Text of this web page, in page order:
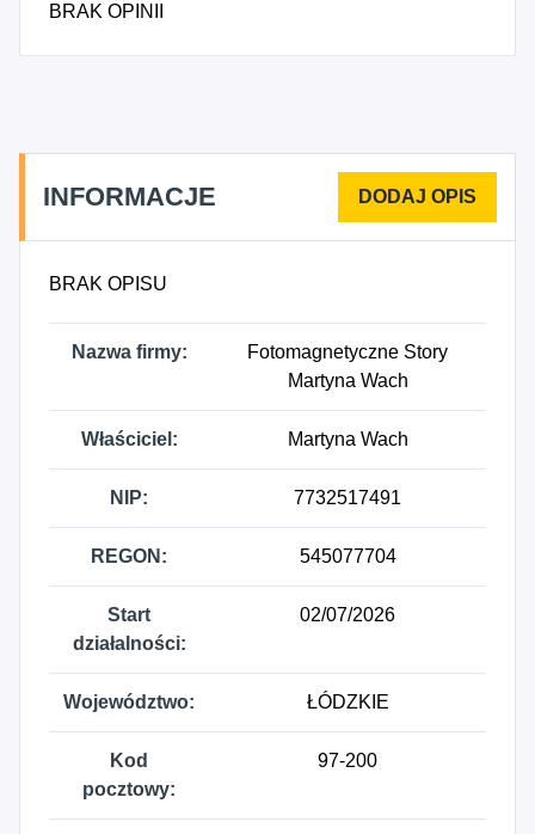
BRAK OPINII
INFORMACJE
BRAK OPISU
Nazwa firmy:
Fotomagnetyczne Story
Martyna Wach
Właściciel: Martyna Wach
NIP: 7732517491
REGON: 545077704
Start
działalności:
02/07/2026
Województwo: ŁÓDZKIE
Kod
pocztowy:
97-200